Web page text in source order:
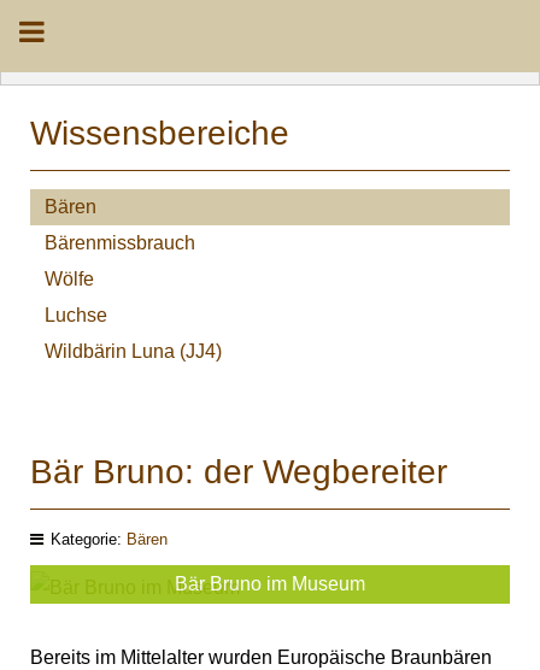
Wissensbereiche
Bären
Bärenmissbrauch
Wölfe
Luchse
Wildbärin Luna (JJ4)
Bär Bruno: der Wegbereiter
Kategorie: Bären
Bär Bruno im Museum
Bereits im Mittelalter wurden Europäische Braunbären